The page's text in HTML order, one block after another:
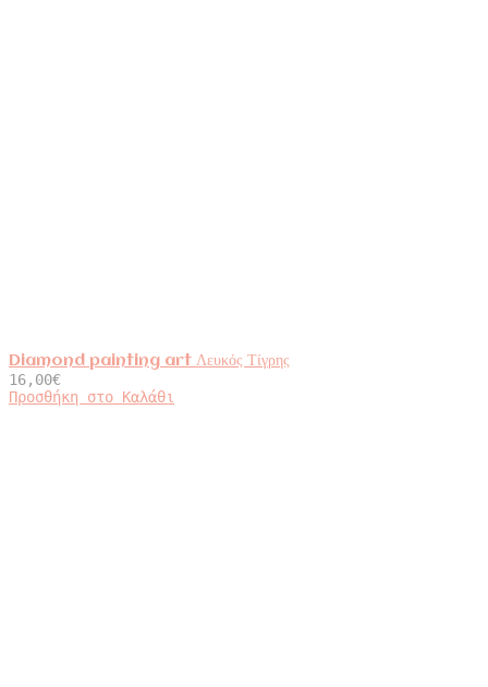
Diamond painting art Λευκός Τίγρης
16,00€
Προσθήκη στο Καλάθι